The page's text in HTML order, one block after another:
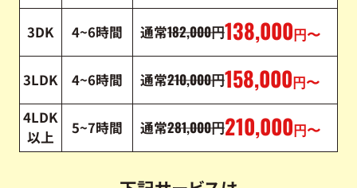
3DK 4~6時間 通常182,000円138,000 円〜
3LDK 4~6時間 通常210,000円158,000 円〜
4LDK
以上
5~7時間 通常281,000円210,000 円〜